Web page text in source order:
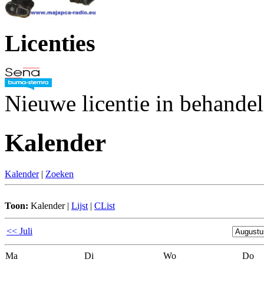
Licenties
Nieuwe licentie in
Kalender
Kalender | Zoeken
Toon: Kalender| Lijst | CList
<< Juli
Ma Di Wo Do